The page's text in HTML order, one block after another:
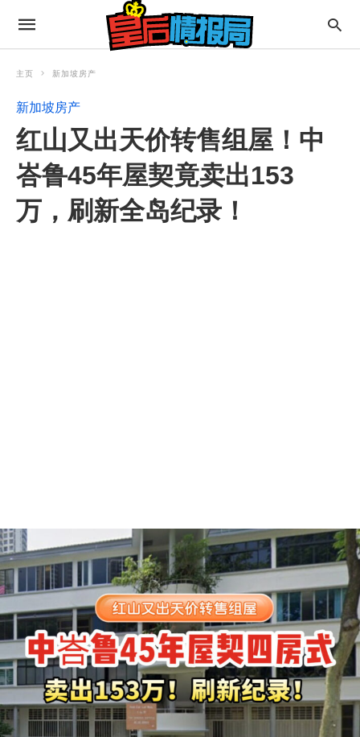
主页 新加坡房产
新加坡房产
红山又出天价转售组屋！中
峇鲁45年屋契竟卖出153
万，刷新全岛纪录！